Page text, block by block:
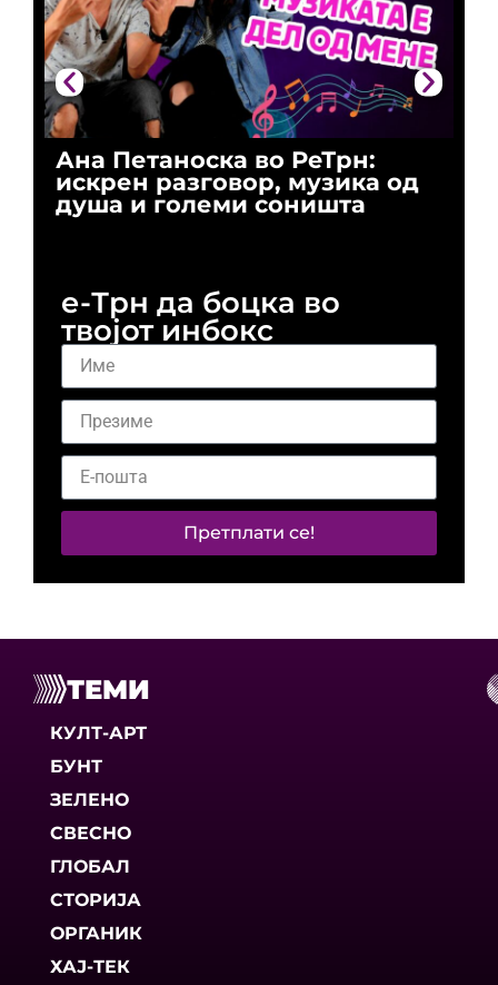
Ана Петаноска во РеТрн:
искрен разговор, музика од
душа и големи соништа
е-Трн да боцка во
твојот инбокс
Претплати се!
ТЕМИ
КУЛТ-АРТ
БУНТ
ЗЕЛЕНО
СВЕСНО
ГЛОБАЛ
СТОРИЈА
ОРГАНИК
ХАЈ-ТЕК